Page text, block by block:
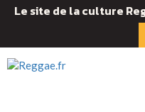
Le site de la culture